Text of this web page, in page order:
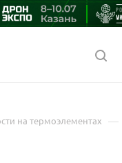
на термоэлементах —